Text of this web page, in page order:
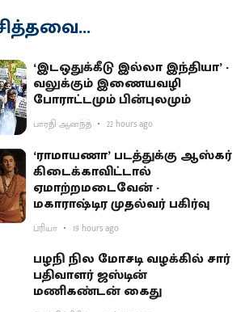
‘இடஒதுக்கீடு இல்லா இந்தியா’ -
வலுக்கும் இணையவழி
போராட்டமும் பின்புலமும்
பாரதி ஆனந்த் 22 hours ago
‘ராமாயணா’ படத்துக்கு ஆஸ்கர்
கிடைக்காவிட்டால்
ஏமாற்றமடைவேன் -
மகாராஷ்டிர முதல்வர் பகிர்வு
ப்ரியா 19 hours ago
பழநி நில மோசடி வழக்கில் சார்
பதிவாளர் ஜஸ்டின்
மணிகண்டன் கைது